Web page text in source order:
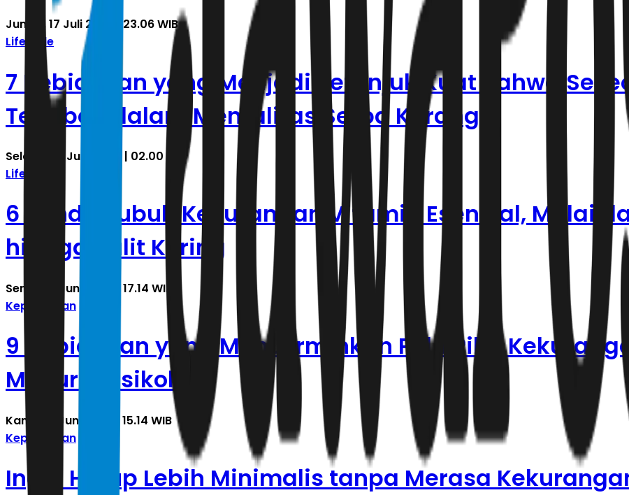
Jumat, 17 Juli 2026 | 23.06 WIB
Lifestyle
7 Kebiasaan yang Menjadi Petunjuk Kuat Bahwa
Terjebak dalam Mentalitas Serba Kurang
Selasa, 23 Juni 2026 | 02.00 WIB
Lifestyle
6 Tanda Tubuh Kekurangan Vitamin Esensial, Mulai
hingga Kulit Kering
Senin, 22 Juni 2026 | 17.14 WIB
Kepribadian
9 Kebiasaan yang Mencerminkan Pola Pikir
Menurut Psikologi
Kamis, 11 Juni 2026 | 15.14 WIB
Kepribadian
Ingin Hidup Lebih Minimalis tanpa Merasa